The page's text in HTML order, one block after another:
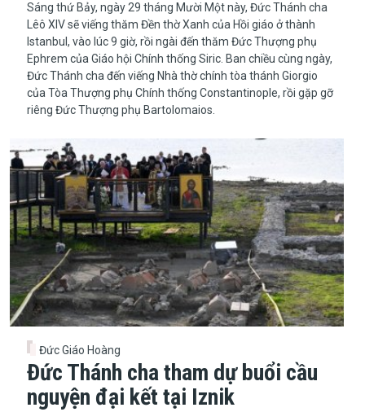
Sáng thứ Bảy, ngày 29 tháng Mười Một này, Đức Thánh cha
Lêô XIV sẽ viếng thăm Đền thờ Xanh của Hồi giáo ở thành
Istanbul, vào lúc 9 giờ, rồi ngài đến thăm Đức Thượng phụ
Ephrem của Giáo hội Chính thống Siric. Ban chiều cùng ngày,
Đức Thánh cha đến viếng Nhà thờ chính tòa thánh Giorgio
của Tòa Thượng phụ Chính thống Constantinople, rồi gặp gỡ
riêng Đức Thượng phụ Bartolomaios.
Đức Giáo Hoàng
Đức Thánh cha tham dự buổi cầu
nguyện đại kết tại Iznik